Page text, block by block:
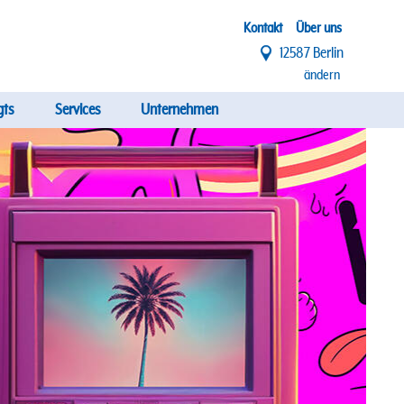
Top
Menü
Kontakt Über uns
12587 Berlin
ändern
Services Unternehmen